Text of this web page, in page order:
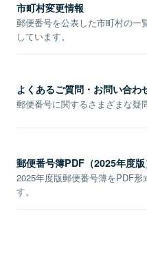
市町村変更情報
郵便番号を公表した市町村の一
しています。
よくあるご質問・お問い合わ
郵便番号に関するさまざまな疑
郵便番号簿PDF（2025年度版
2025年度版郵便番号簿をPDF形
す。